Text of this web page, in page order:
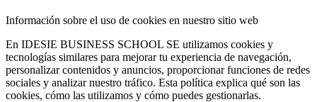
Información sobre el uso de cookies en nuestro sitio web
En IDESIE BUSINESS SCHOOL SE utilizamos cookies y
tecnologías similares para mejorar tu experiencia de navegación,
personalizar contenidos y anuncios, proporcionar funciones de redes
sociales y analizar nuestro tráfico. Esta política explica qué son las
cookies, cómo las utilizamos y cómo puedes gestionarlas.